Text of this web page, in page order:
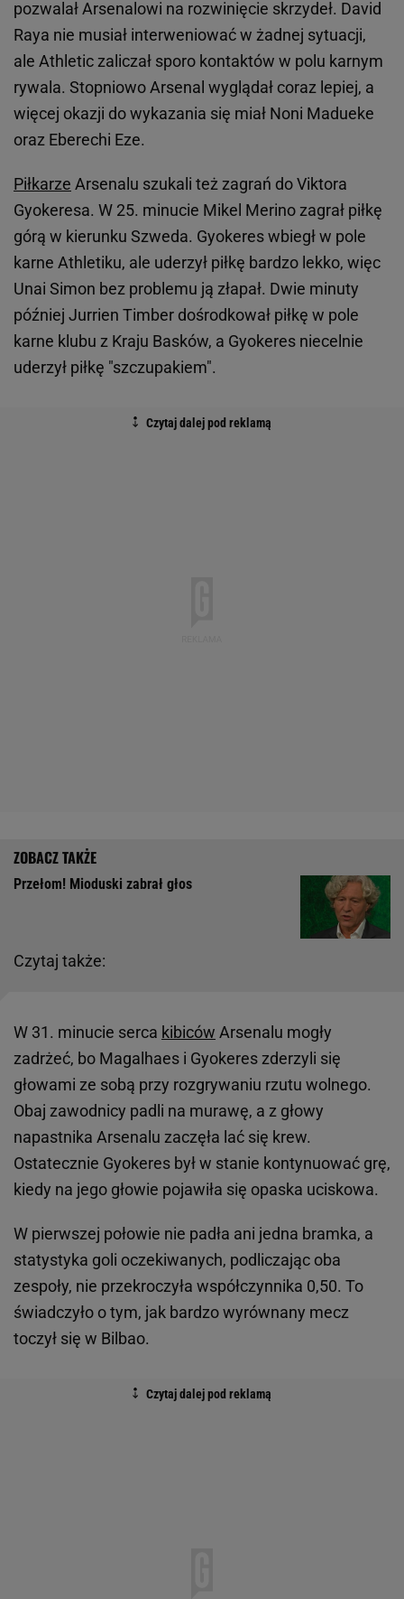
pozwalał Arsenalowi na rozwinięcie skrzydeł. David
Raya nie musiał interweniować w żadnej sytuacji,
ale Athletic zaliczał sporo kontaktów w polu karnym
rywala. Stopniowo Arsenal wyglądał coraz lepiej, a
więcej okazji do wykazania się miał Noni Madueke
oraz Eberechi Eze.
Piłkarze Arsenalu szukali też zagrań do Viktora
Gyokeresa. W 25. minucie Mikel Merino zagrał piłkę
górą w kierunku Szweda. Gyokeres wbiegł w pole
karne Athletiku, ale uderzył piłkę bardzo lekko, więc
Unai Simon bez problemu ją złapał. Dwie minuty
później Jurrien Timber dośrodkował piłkę w pole
karne klubu z Kraju Basków, a Gyokeres niecelnie
uderzył piłkę "szczupakiem".
Czytaj także:
Przełom! Mioduski zabrał głos
W 31. minucie serca kibiców Arsenalu mogły
zadrżeć, bo Magalhaes i Gyokeres zderzyli się
głowami ze sobą przy rozgrywaniu rzutu wolnego.
Obaj zawodnicy padli na murawę, a z głowy
napastnika Arsenalu zaczęła lać się krew.
Ostatecznie Gyokeres był w stanie kontynuować grę,
kiedy na jego głowie pojawiła się opaska uciskowa.
W pierwszej połowie nie padła ani jedna bramka, a
statystyka goli oczekiwanych, podliczając oba
zespoły, nie przekroczyła współczynnika 0,50. To
świadczyło o tym, jak bardzo wyrównany mecz
toczył się w Bilbao.